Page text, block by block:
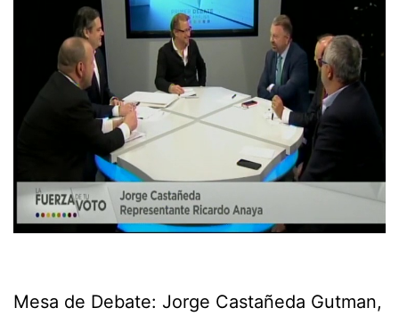
Mesa de Debate: Jorge Castañeda Gutman,